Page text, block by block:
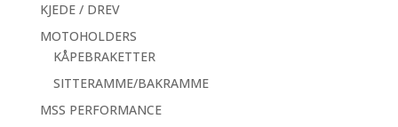
KJEDE / DREV
MOTOHOLDERS
KÅPEBRAKETTER
SITTERAMME/BAKRAMME
MSS PERFORMANCE